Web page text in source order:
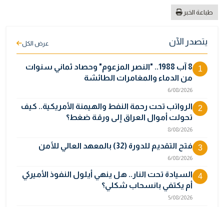
طباعة الخبر
يتصدر الآن عرض الكل
1
8 آب 1988.. "النصر المزعوم" وحصاد ثماني سنوات
من الدماء والمغامرات الطائشة
6/08/2026
2
الرواتب تحت رحمة النفط والهيمنة الأمريكية.. كيف
تحولت أموال العراق إلى ورقة ضغط؟
8/08/2026
3 فتح التقديم للدورة (32) بالمعهد العالي للأمن
6/08/2026
4
السيادة تحت النار.. هل ينهي أيلول النفوذ الأميركي
أم يكتفي بانسحاب شكلي؟
5/08/2026